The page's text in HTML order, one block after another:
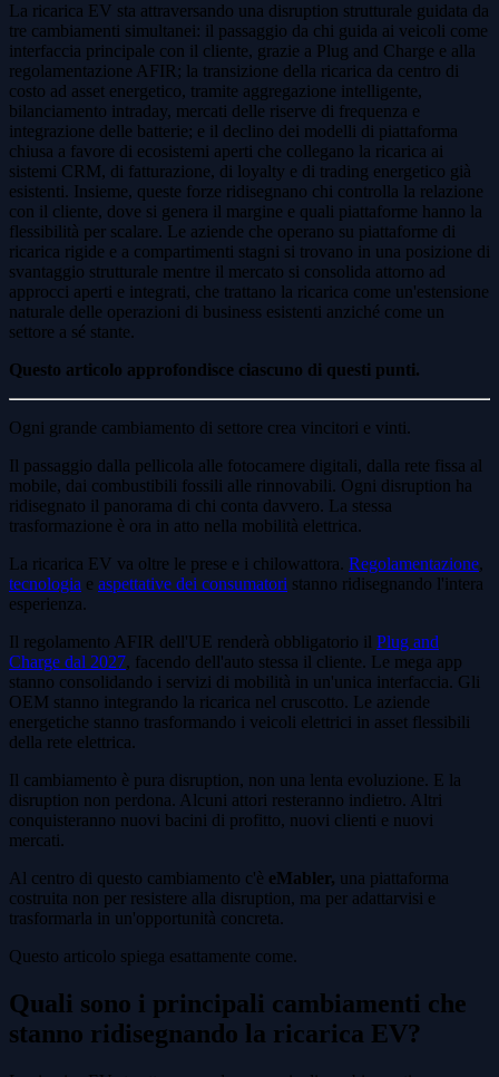
La ricarica EV sta attraversando una disruption strutturale guidata da
tre cambiamenti simultanei: il passaggio da chi guida ai veicoli come
interfaccia principale con il cliente, grazie a Plug and Charge e alla
regolamentazione AFIR; la transizione della ricarica da centro di
costo ad asset energetico, tramite aggregazione intelligente,
bilanciamento intraday, mercati delle riserve di frequenza e
integrazione delle batterie; e il declino dei modelli di piattaforma
chiusa a favore di ecosistemi aperti che collegano la ricarica ai
sistemi CRM, di fatturazione, di loyalty e di trading energetico già
esistenti. Insieme, queste forze ridisegnano chi controlla la relazione
con il cliente, dove si genera il margine e quali piattaforme hanno la
flessibilità per scalare. Le aziende che operano su piattaforme di
ricarica rigide e a compartimenti stagni si trovano in una posizione di
svantaggio strutturale mentre il mercato si consolida attorno ad
approcci aperti e integrati, che trattano la ricarica come un'estensione
naturale delle operazioni di business esistenti anziché come un
settore a sé stante.
Questo articolo approfondisce ciascuno di questi punti.
Ogni grande cambiamento di settore crea vincitori e vinti.
Il passaggio dalla pellicola alle fotocamere digitali, dalla rete fissa al
mobile, dai combustibili fossili alle rinnovabili. Ogni disruption ha
ridisegnato il panorama di chi conta davvero. La stessa
trasformazione è ora in atto nella mobilità elettrica.
La ricarica EV va oltre le prese e i chilowattora. Regolamentazione,
tecnologia e aspettative dei consumatori stanno ridisegnando l'intera
esperienza.
Il regolamento AFIR dell'UE renderà obbligatorio il Plug and
Charge dal 2027, facendo dell'auto stessa il cliente. Le mega app
stanno consolidando i servizi di mobilità in un'unica interfaccia. Gli
OEM stanno integrando la ricarica nel cruscotto. Le aziende
energetiche stanno trasformando i veicoli elettrici in asset flessibili
della rete elettrica.
Il cambiamento è pura disruption, non una lenta evoluzione. E la
disruption non perdona. Alcuni attori resteranno indietro. Altri
conquisteranno nuovi bacini di profitto, nuovi clienti e nuovi
mercati.
Al centro di questo cambiamento c'è eMabler, una piattaforma
costruita non per resistere alla disruption, ma per adattarvisi e
trasformarla in un'opportunità concreta.
Questo articolo spiega esattamente come.
Quali sono i principali cambiamenti che
stanno ridisegnando la ricarica EV?